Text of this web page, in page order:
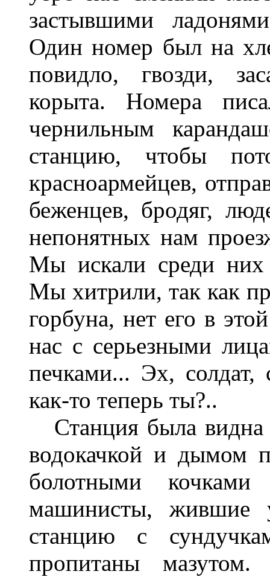
застывшими
Один номер был на
повидло, гвозди,
корыта. Номера
чернильным
станцию, чтобы
красноармейцев,
беженцев, бродяг,
непонятных нам
Мы искали среди них
Мы хитрили, так как
горбуна, нет его в
нас с серьезными
печками... Эх, солдат,
как-то теперь ты?..
Станция была видна
водокачкой и дымом
болотными
машинисты, жившие
станцию с
пропитаны